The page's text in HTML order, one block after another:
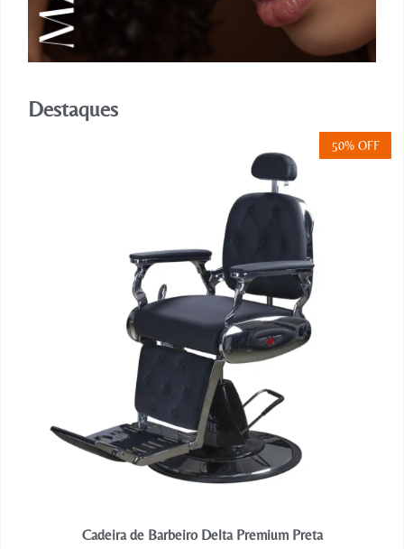
Destaques
50% OFF
Cadeira de Barbeiro Delta Premium Preta